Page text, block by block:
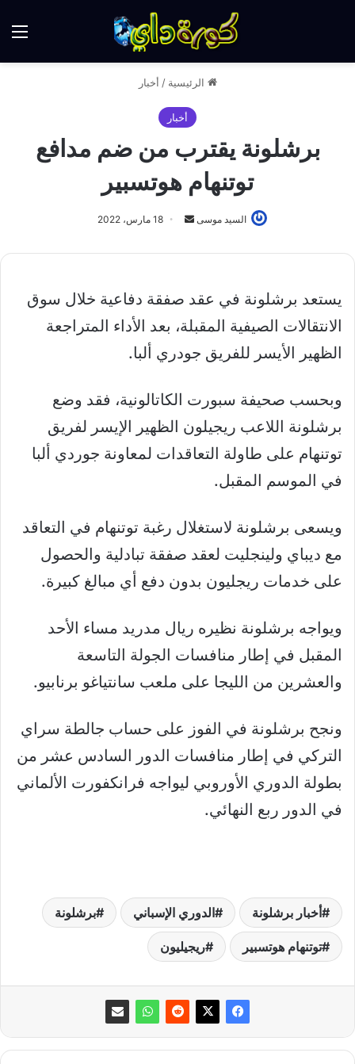
الرئيسية / أخبار
أخبار
برشلونة يقترب من ضم مدافع
توتنهام هوتسبير
السيد موسى
أرسل
إلكترونيا
18 مارس، 2022
يستعد برشلونة في عقد صفقة دفاعية خلال سوق
الانتقالات الصيفية المقبلة، بعد الأداء المتراجعة
الظهير الأيسر للفريق جودري ألبا.
وبحسب ‏صحيفة سبورت الكاتالونية، فقد وضع
برشلونة اللاعب ريجيلون الظهير الإيسر لفريق
توتنهام على طاولة التعاقدات لمعاونة جوردي ألبا
في الموسم المقبل.
ويسعى برشلونة لاستغلال رغبة توتنهام في التعاقد
مع ديباي ولينجليت لعقد صفقة تبادلية والحصول
على خدمات ريجليون بدون دفع أي مبالغ كبيرة.
ويواجه برشلونة نظيره ريال مدريد مساء الأحد
المقبل في إطار منافسات الجولة التاسعة
والعشرين من الليجا على ملعب سانتياغو برنابيو.
ونجح برشلونة في الفوز على حساب جالطة سراي
التركي في إطار منافسات الدور السادس عشر من
بطولة الدوري الأوروبي ليواجه فرانكفورت الألماني
في الدور ربع النهائي.
أخبار برشلونة الدوري الإسباني برشلونة
توتنهام هوتسبير ريجيليون